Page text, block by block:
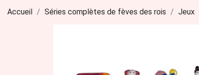
Accueil Séries complètes de fèves des rois Jeux